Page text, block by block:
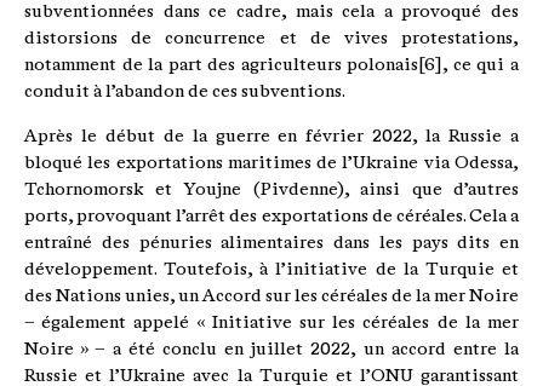
subventionnées dans ce cadre, mais cela a provoqué des
distorsions de concurrence et de vives protestations,
notamment de la part des agriculteurs polonais[6], ce qui a
conduit à l’abandon de ces subventions.
Après le début de la guerre en février 2022, la Russie a
bloqué les exportations maritimes de l’Ukraine via Odessa,
Tchornomorsk et Youjne (Pivdenne), ainsi que d’autres
ports, provoquant l’arrêt des exportations de céréales. Cela a
entraîné des pénuries alimentaires dans les pays dits en
développement. Toutefois, à l’initiative de la Turquie et
des Nations unies, un Accord sur les céréales de la mer Noire
– également appelé « Initiative sur les céréales de la mer
Noire » – a été conclu en juillet 2022, un accord entre la
Russie et l’Ukraine avec la Turquie et l’ONU garantissant